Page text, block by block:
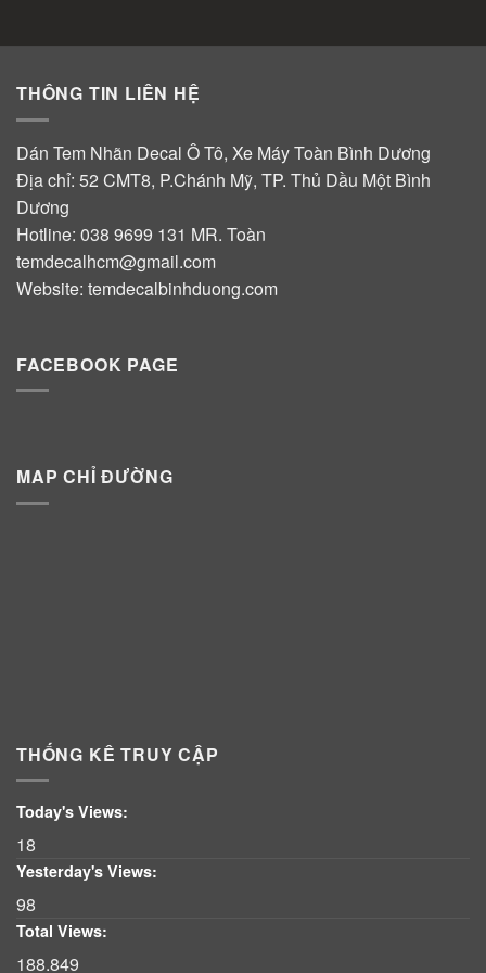
THÔNG TIN LIÊN HỆ
Dán Tem Nhãn Decal Ô Tô, Xe Máy Toàn Bình Dương
Địa chỉ: 52 CMT8, P.Chánh Mỹ, TP. Thủ Dầu Một Bình
Dương
Hotline: 038 9699 131 MR. Toàn
temdecalhcm@gmail.com
Website: temdecalbinhduong.com
FACEBOOK PAGE
MAP CHỈ ĐƯỜNG
THỐNG KÊ TRUY CẬP
Today's Views:
18
Yesterday's Views:
98
Total Views:
188.849